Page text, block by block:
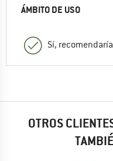
ÁMBITO DE USO
Sí,
OTROS